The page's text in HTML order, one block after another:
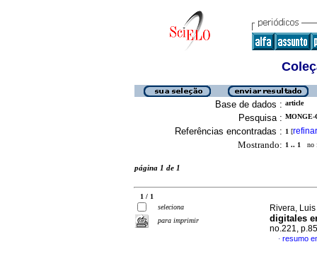
Base de dados : article
Pesquisa :
Referências encontradas : 1 [refinar
Mostrando: 1 .. 1 no
página 1 de 1
1 / 1
seleciona
para imprimir
Rivera,
digitales
no.221,
· resumo